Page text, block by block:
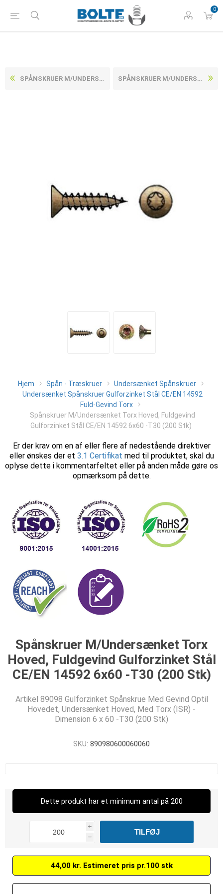
0
SPÅNSKRUER M/UNDERSÆNKET TORX HOVED, FULDGEVIND GULFORZINKET STÅL CE/EN 14592 6X50 -T30 (200 STK) SPÅNSKRUER M/UNDERSÆNKET TORX HOVED, FULDGEVIND GULFORZINKET STÅL CE/EN 14592 3,5X15 -T15 (1000 STK)
Hjem Spån - Træskruer
Undersænket Spånskruer
Undersænket Spånskruer Gulforzinket Stål CE/EN 14592
Fuld-Gevind Torx
Spånskruer M/Undersænket Torx Hoved, Fuldgevind
Gulforzinket Stål CE/EN 14592 6x60 -T30 (200 Stk)
Er der krav om en af eller flere af nedestående direktiver
eller ønskes der et 3.1 Certifikat med til produktet, skal du
oplyse dette i kommentarfeltet eller på anden måde gøre os
opmærksom på dette.
Spånskruer M/Undersænket Torx
Hoved, Fuldgevind Gulforzinket Stål
CE/EN 14592 6x60 -T30 (200 Stk)
Artikel 89098 Gulforzinket Spånskrue Med Gevind Optil
Hovedet, Undersænket Hoved, Med Torx (ISR) -
Dimension 6 x 60 -T30 (200 Stk)
SKU: 890980600060060
Dette produkt har et minimum antal på 200
i
h
44,00 kr. Estimeret pris pr.100 stk